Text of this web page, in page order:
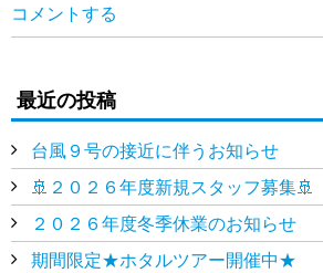
コメントする
最近の投稿
台風９号の接近に伴うお知らせ
🚢２０２６年度新規スタッフ募集🚢
２０２６年度冬季休業のお知らせ
期間限定★ホタルツアー開催中★